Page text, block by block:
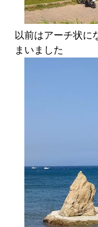
以前はアーチ状に
まいました